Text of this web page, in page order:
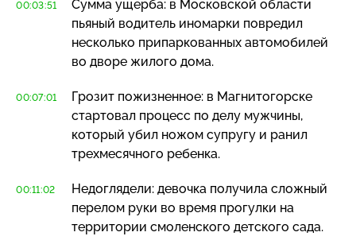
00:03:51
Сумма ущерба: в Московской области
пьяный водитель иномарки повредил
несколько припаркованных автомобилей
во дворе жилого дома.
00:07:01
Грозит пожизненное: в Магнитогорске
стартовал процесс по делу мужчины,
который убил ножом супругу и ранил
трехмесячного ребенка.
00:11:02
Недоглядели: девочка получила сложный
перелом руки во время прогулки на
территории смоленского детского сада.